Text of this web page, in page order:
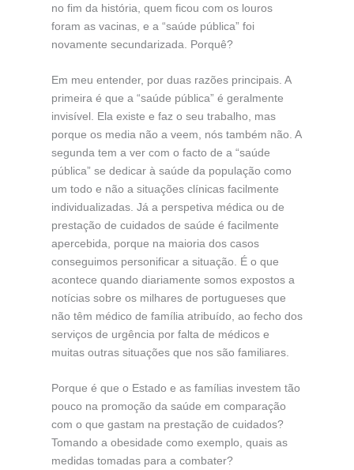
no fim da história, quem ficou com os louros
foram as vacinas, e a “saúde pública” foi
novamente secundarizada. Porquê?
Em meu entender, por duas razões principais. A
primeira é que a “saúde pública” é geralmente
invisível. Ela existe e faz o seu trabalho, mas
porque os media não a veem, nós também não. A
segunda tem a ver com o facto de a “saúde
pública” se dedicar à saúde da população como
um todo e não a situações clínicas facilmente
individualizadas. Já a perspetiva médica ou de
prestação de cuidados de saúde é facilmente
apercebida, porque na maioria dos casos
conseguimos personificar a situação. É o que
acontece quando diariamente somos expostos a
notícias sobre os milhares de portugueses que
não têm médico de família atribuído, ao fecho dos
serviços de urgência por falta de médicos e
muitas outras situações que nos são familiares.
Porque é que o Estado e as famílias investem tão
pouco na promoção da saúde em comparação
com o que gastam na prestação de cuidados?
Tomando a obesidade como exemplo, quais as
medidas tomadas para a combater?